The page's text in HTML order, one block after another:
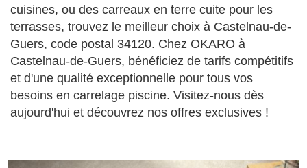
cuisines, ou des carreaux en terre cuite pour les
terrasses, trouvez le meilleur choix à Castelnau-de-
Guers, code postal 34120. Chez OKARO à
Castelnau-de-Guers, bénéficiez de tarifs compétitifs
et d'une qualité exceptionnelle pour tous vos
besoins en carrelage piscine. Visitez-nous dès
aujourd'hui et découvrez nos offres exclusives !